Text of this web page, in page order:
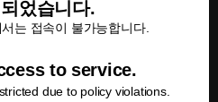
었습니다.
는 접속이 불가능합니다.
to service.
due to policy violations.